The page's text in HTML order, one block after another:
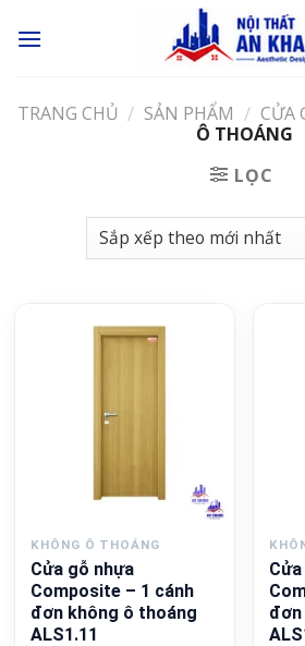
TRANG CHỦ / SẢN PHẨM / CỬA
Ô THOÁNG
LỌC
KHÔNG Ô THOÁNG
Cửa gỗ nhựa
Composite – 1 cánh
đơn không ô thoáng
ALS1.11